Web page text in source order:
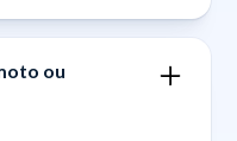
ou